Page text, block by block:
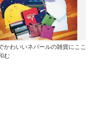
かわいいネパールの雑貨にここ
む